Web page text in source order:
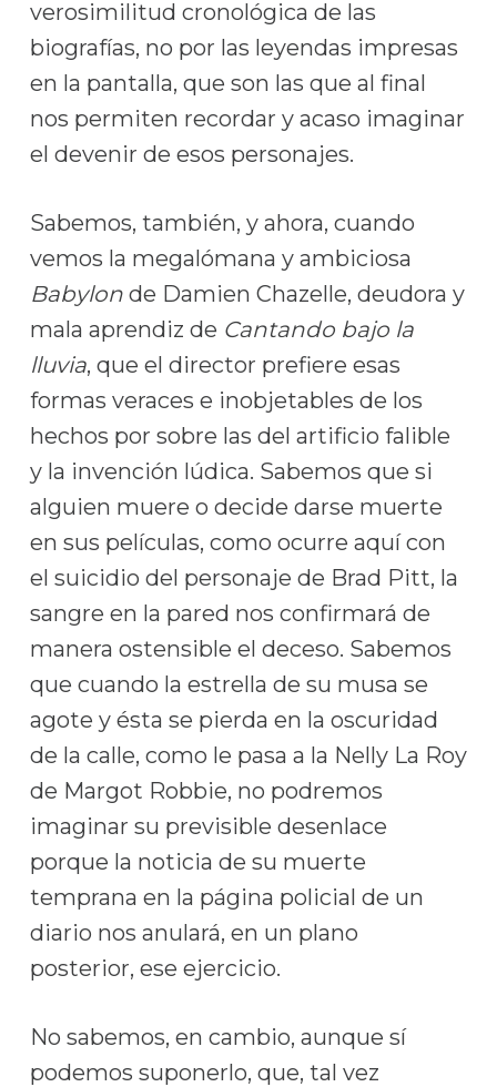
verosimilitud cronológica de las
biografías, no por las leyendas impresas
en la pantalla, que son las que al final
nos permiten recordar y acaso imaginar
el devenir de esos personajes.
Sabemos, también, y ahora, cuando
vemos la megalómana y ambiciosa
Babylonde Damien Chazelle, deudora y
mala aprendiz de Cantando bajo la
lluvia, que el director prefiere esas
formas veraces e inobjetables de los
hechos por sobre las del artificio falible
y la invención lúdica. Sabemos que si
alguien muere o decide darse muerte
en sus películas, como ocurre aquí con
el suicidio del personaje de Brad Pitt, la
sangre en la pared nos confirmará de
manera ostensible el deceso. Sabemos
que cuando la estrella de su musa se
agote y ésta se pierda en la oscuridad
de la calle, como le pasa a la Nelly La Roy
de Margot Robbie, no podremos
imaginar su previsible desenlace
porque la noticia de su muerte
temprana en la página policial de un
diario nos anulará, en un plano
posterior, ese ejercicio.
No sabemos, en cambio, aunque sí
podemos suponerlo, que, tal vez